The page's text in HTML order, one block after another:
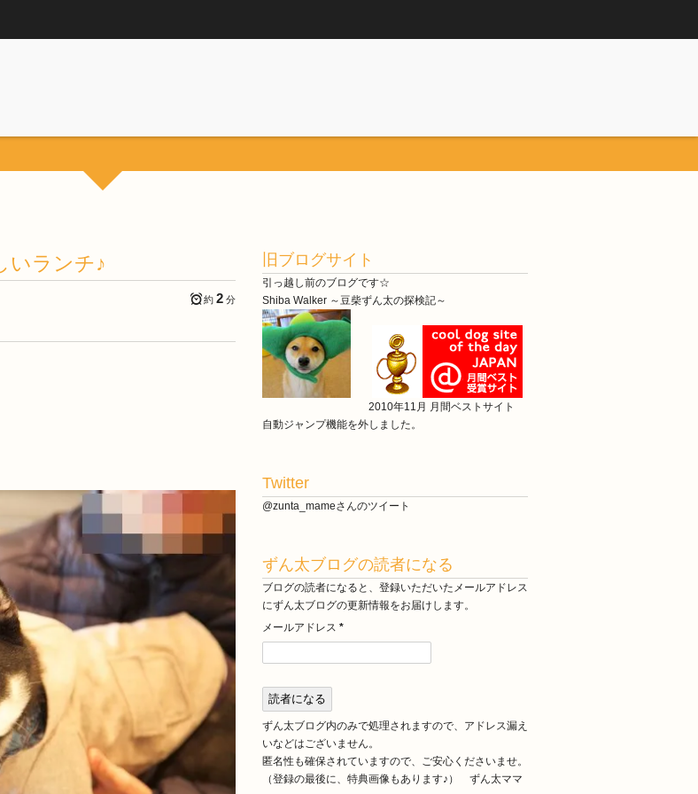
いランチ♪
約 2 分
旧ブログサイト
引っ越し前のブログです☆
Shiba Walker ～豆柴ずん太の探検記～
2010年11月 月間ベストサイト
自動ジャンプ機能を外しました。
Twitter
@zunta_mameさんのツイート
ずん太ブログの読者になる
ブログの読者になると、登録いただいたメールアドレス
にずん太ブログの更新情報をお届けします。
メールアドレス *
ずん太ブログ内のみで処理されますので、アドレス漏え
いなどはございません。
匿名性も確保されていますので、ご安心くださいませ。
（登録の最後に、特典画像もあります♪） ずん太ママ